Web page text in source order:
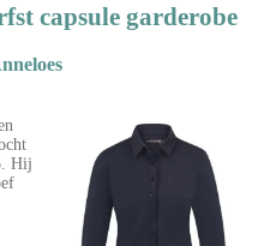
capsule garderobe
Hij